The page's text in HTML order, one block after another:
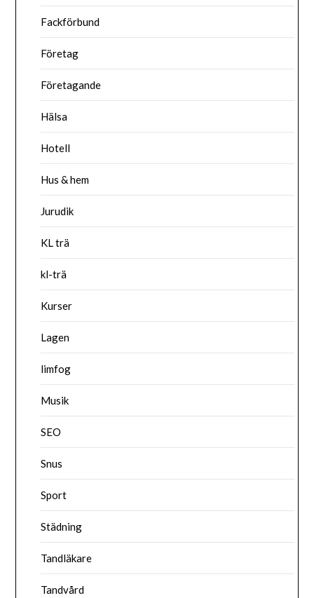
Fackförbund
Företag
Företagande
Hälsa
Hotell
Hus & hem
Jurudik
KL trä
kl-trä
Kurser
Lagen
limfog
Musik
SEO
Snus
Sport
Städning
Tandläkare
Tandvård